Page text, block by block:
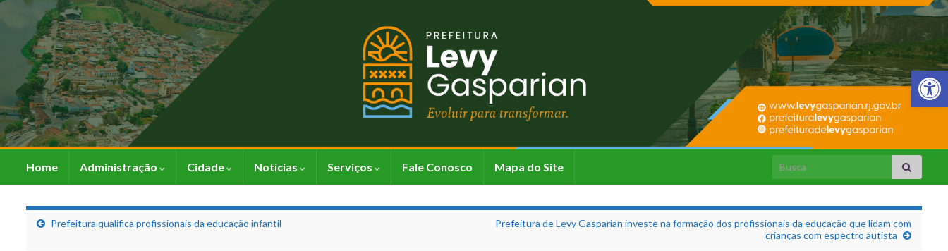
Barra de
Home Administração Cidade Notícias Serviços Fale Conosco Mapa do Site Search for:
Prefeitura qualifica profissionais da educação infantil
Prefeitura de Levy Gasparian investe na formação dos profissionais da educação que lidam com
crianças com espectro autista